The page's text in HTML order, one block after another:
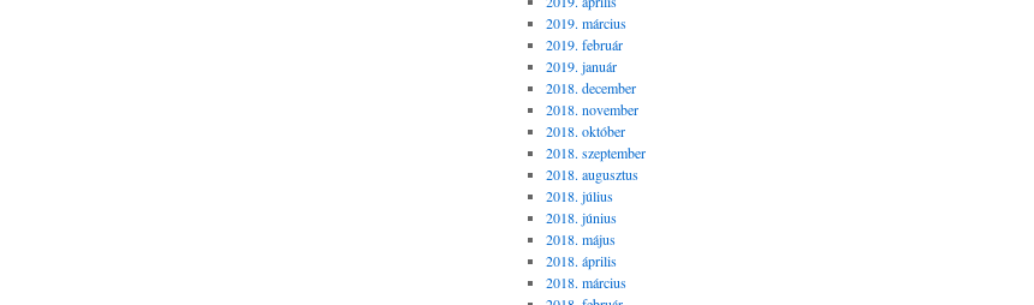
2019. március
2019. február
2019. január
2018. december
2018. november
2018. október
2018. szeptember
2018. augusztus
2018. július
2018. június
2018. május
2018. április
2018. március